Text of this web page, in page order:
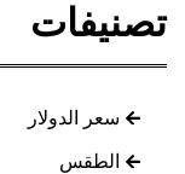
تصنيفات
سعر الدولار
الطقس